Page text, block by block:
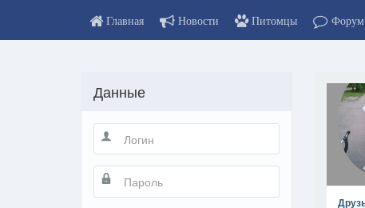
Главная Новости Питомцы Форум
Данные